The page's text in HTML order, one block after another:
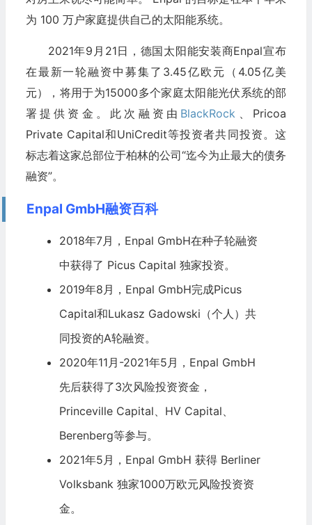
为 100 万户家庭提供自己的太阳能系统。
2021年9月21日，德国太阳能安装商Enpal宣布
在最新一轮融资中募集了3.45亿欧元（4.05亿美
元），将用于为15000多个家庭太阳能光伏系统的部
署提供资金。此次融资由 BlackRock 、Pricoa
Private Capital和UniCredit等投资者共同投资。这
标志着这家总部位于柏林的公司“迄今为止最大的债务
融资”。
Enpal GmbH融资百科
2018年7月，Enpal GmbH在种子轮融资
中获得了 Picus Capital 独家投资。
2019年8月，Enpal GmbH完成Picus
Capital和Lukasz Gadowski（个人）共
同投资的A轮融资。
2020年11月-2021年5月，Enpal GmbH
先后获得了3次风险投资资金，
Princeville Capital、HV Capital、
Berenberg等参与。
2021年5月，Enpal GmbH 获得 Berliner
Volksbank 独家1000万欧元风险投资资
金。